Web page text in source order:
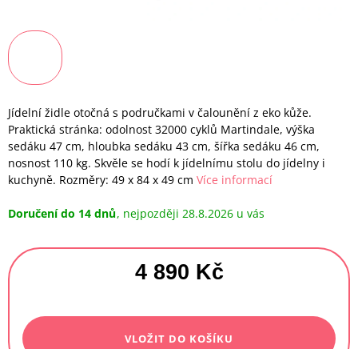
Jídelní židle otočná s područkami v čalounění z eko kůže.
Praktická stránka: odolnost 32000 cyklů Martindale, výška
sedáku 47 cm, hloubka sedáku 43 cm, šířka sedáku 46 cm,
nosnost 110 kg. Skvěle se hodí k jídelnímu stolu do jídelny i
kuchyně. Rozměry: 49 x 84 x 49 cm Více informací
Doručení do 14 dnů 28.8.2026
4 890 Kč
VLOŽIT DO KOŠÍKU